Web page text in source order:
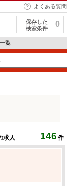
よくある質問
保存した
検索条件
0
覧
求人 146 件